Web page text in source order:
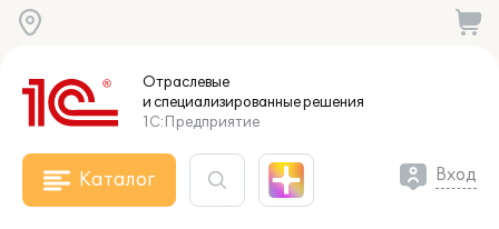
Отраслевые
и специализированныерешения
1С:Предприятие
Каталог Вход